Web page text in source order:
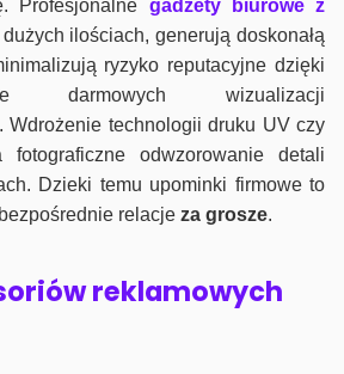
Profesjonalne gadżety biurowe z
ilościach, generują doskonałą
ryzyko reputacyjne dzięki
darmowych wizualizacji
Wdrożenie technologii druku UV czy
fotograficzne odwzorowanie detali
Dzieki temu upominki firmowe to
relacje za grosze.
reklamowych